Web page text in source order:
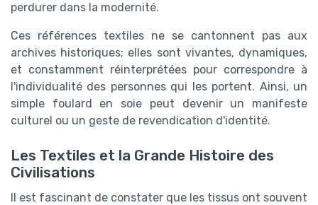
perdurer dans la modernité.
Ces références textiles ne se cantonnent pas aux
archives historiques; elles sont vivantes, dynamiques,
et constamment réinterprétées pour correspondre à
l'individualité des personnes qui les portent. Ainsi, un
simple foulard en soie peut devenir un manifeste
culturel ou un geste de revendication d'identité.
Les Textiles et la Grande Histoire des
Civilisations
Il est fascinant de constater que les tissus ont souvent